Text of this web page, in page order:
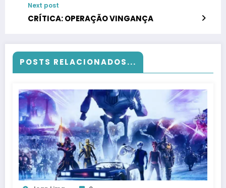
Next post
CRÍTICA: OPERAÇÃO VINGANÇA
POSTS RELACIONADOS...